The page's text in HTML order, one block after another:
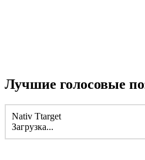
Лучшие голосовые
Nativ Ttarget
Загрузка...